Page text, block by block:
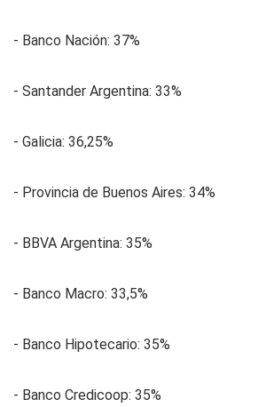
- Banco Nación: 37%
- Santander Argentina: 33%
- Galicia: 36,25%
- Provincia de Buenos Aires: 34%
- BBVA Argentina: 35%
- Banco Macro: 33,5%
- Banco Hipotecario: 35%
- Banco Credicoop: 35%